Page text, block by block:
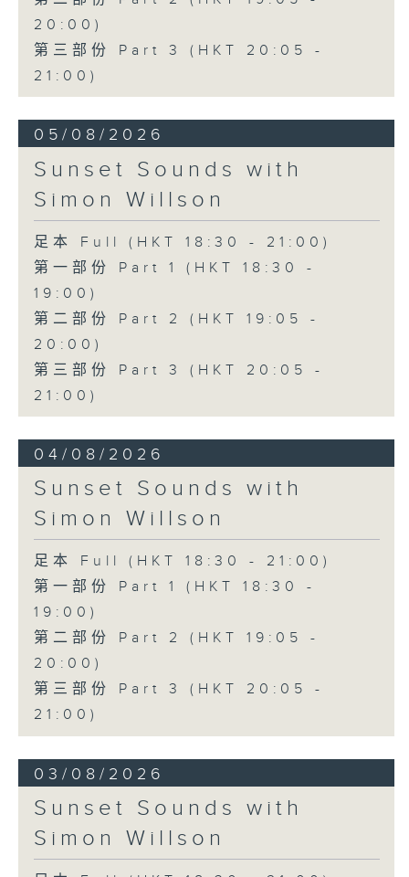
20:00)
第三部份 Part 3 (HKT 20:05 -
21:00)
05/08/2026
Sunset Sounds with
Simon Willson
足本 Full (HKT 18:30 - 21:00)
第一部份 Part 1 (HKT 18:30 -
19:00)
第二部份 Part 2 (HKT 19:05 -
20:00)
第三部份 Part 3 (HKT 20:05 -
21:00)
04/08/2026
Sunset Sounds with
Simon Willson
足本 Full (HKT 18:30 - 21:00)
第一部份 Part 1 (HKT 18:30 -
19:00)
第二部份 Part 2 (HKT 19:05 -
20:00)
第三部份 Part 3 (HKT 20:05 -
21:00)
03/08/2026
Sunset Sounds with
Simon Willson